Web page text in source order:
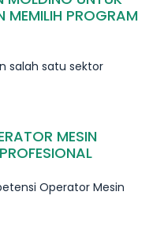
MEMILIH PROGRAM
salah satu sektor
MESIN
Operator Mesin